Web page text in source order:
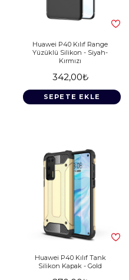
Huawei P40 Kılıf Range
Yüzüklü Silikon - Siyah-
Kırmızı
342,00₺
SEPETE EKLE
Huawei P40 Kılıf Tank
Silikon Kapak - Gold